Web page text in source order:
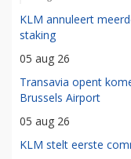
KLM annuleert
staking
05 aug 26
Transavia opent
Brussels Airport
05 aug 26
KLM stelt eerste